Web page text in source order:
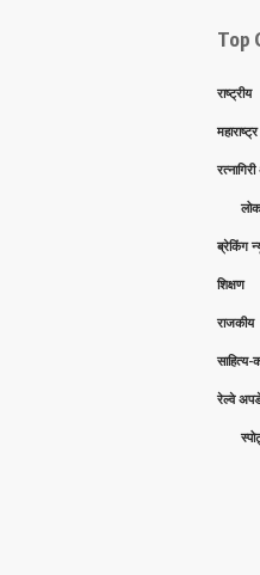
Top
राष्ट्रीय
महाराष्ट्र
ब्रेकिंग
शिक्षण
राजकीय
रेल्वे